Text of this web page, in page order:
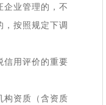
业管理的，不
，按照规定下调
用评价的重要
资质（含资质